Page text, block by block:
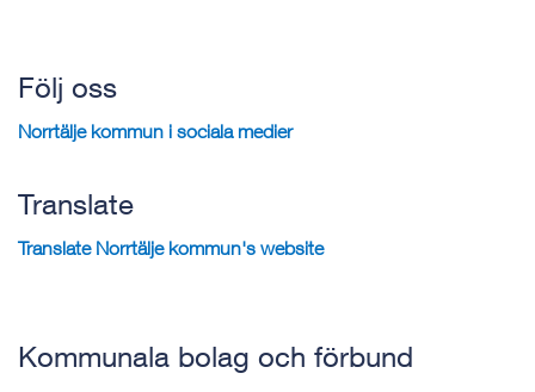
Följ oss
Norrtälje kommun i sociala medier
Translate
Translate Norrtälje kommun's website
Kommunala bolag och förbund